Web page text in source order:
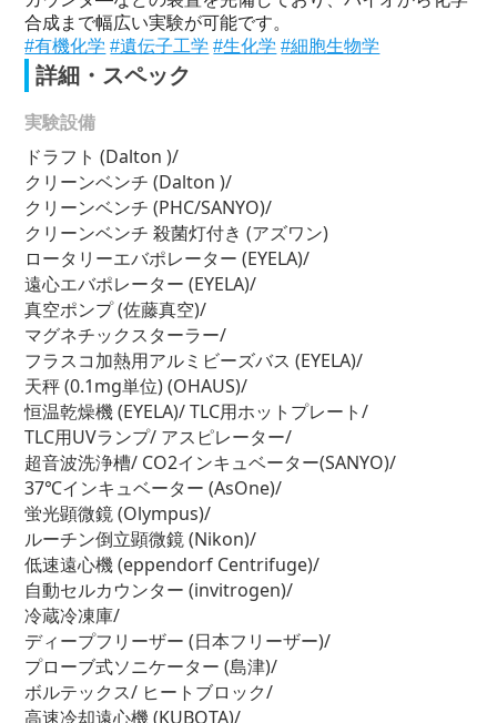
合成まで幅広い実験が可能です。
#有機化学 #遺伝子工学 #生化学 #細胞生物学
詳細・スペック
実験設備
ドラフト (Dalton )/
クリーンベンチ (Dalton )/
クリーンベンチ (PHC/SANYO)/
クリーンベンチ 殺菌灯付き (アズワン)
ロータリーエバポレーター (EYELA)/
遠心エバポレーター (EYELA)/
真空ポンプ (佐藤真空)/
マグネチックスターラー/
フラスコ加熱用アルミビーズバス (EYELA)/
天秤 (0.1mg単位) (OHAUS)/
恒温乾燥機 (EYELA)/ TLC用ホットプレート/
TLC用UVランプ/ アスピレーター/
超音波洗浄槽/ CO2インキュベーター(SANYO)/
37℃インキュベーター (AsOne)/
蛍光顕微鏡 (Olympus)/
ルーチン倒立顕微鏡 (Nikon)/
低速遠心機 (eppendorf Centrifuge)/
自動セルカウンター (invitrogen)/
冷蔵冷凍庫/
ディープフリーザー (日本フリーザー)/
プローブ式ソニケーター (島津)/
ボルテックス/ ヒートブロック/
高速冷却遠心機 (KUBOTA)/